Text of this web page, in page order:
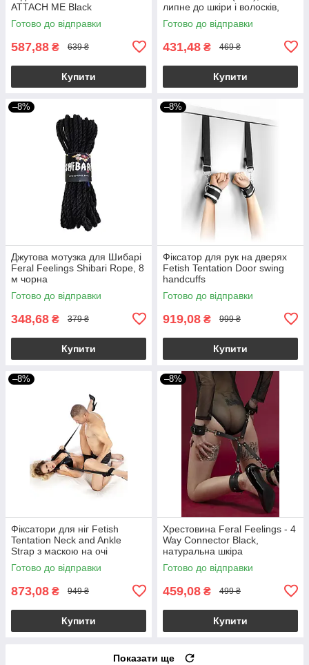
ATTACH ME Black
Готово до відправки
587,88 ₴ 639 ₴
Купити
липне до шкіри і волосків,
тільки сам до себе
Готово до відправки
431,48 ₴ 469 ₴
Купити
–8%
Джутова мотузка для Шибарі
Feral Feelings Shibari Rope, 8
м чорна
Готово до відправки
348,68 ₴ 379 ₴
Купити
–8%
Фіксатор для рук на дверях
Fetish Tentation Door swing
handcuffs
Готово до відправки
919,08 ₴ 999 ₴
Купити
–8%
Фіксатори для ніг Fetish
Tentation Neck and Ankle
Strap з маскою на очі
Готово до відправки
873,08 ₴ 949 ₴
Купити
–8%
Хрестовина Feral Feelings - 4
Way Connector Black,
натуральна шкіра
Готово до відправки
459,08 ₴ 499 ₴
Купити
Показати ще